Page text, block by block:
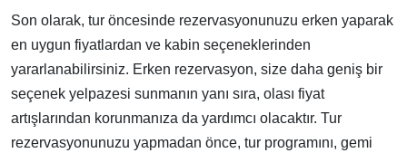
Son olarak, tur öncesinde rezervasyonunuzu erken yaparak
en uygun fiyatlardan ve kabin seçeneklerinden
yararlanabilirsiniz. Erken rezervasyon, size daha geniş bir
seçenek yelpazesi sunmanın yanı sıra, olası fiyat
artışlarından korunmanıza da yardımcı olacaktır. Tur
rezervasyonunuzu yapmadan önce, tur programını, gemi